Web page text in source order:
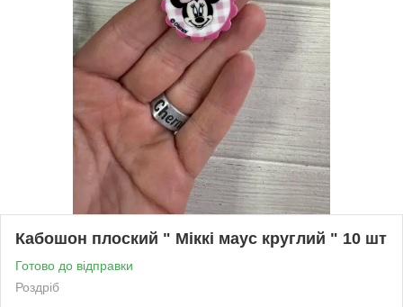
Кабошон плоский " Міккі маус круглий " 10 шт
Готово до відправки
Роздріб